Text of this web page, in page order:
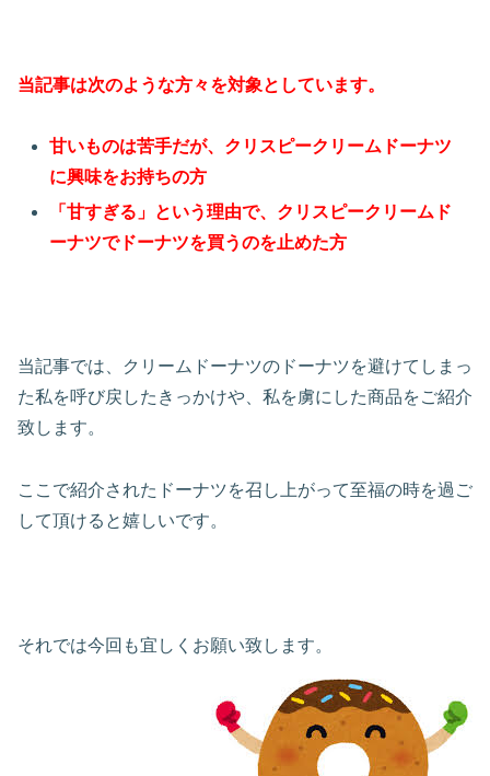
当記事は次のような方々を対象としています。
甘いものは苦手だが、クリスピークリームドーナツ
に興味をお持ちの方
「甘すぎる」という理由で、クリスピークリームド
ーナツでドーナツを買うのを止めた方
当記事では、クリームドーナツのドーナツを避けてしまっ
た私を呼び戻したきっかけや、私を虜にした商品をご紹介
致します。
ここで紹介されたドーナツを召し上がって至福の時を過ご
して頂けると嬉しいです。
それでは今回も宜しくお願い致します。